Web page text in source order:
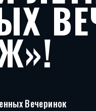
Вечеринок